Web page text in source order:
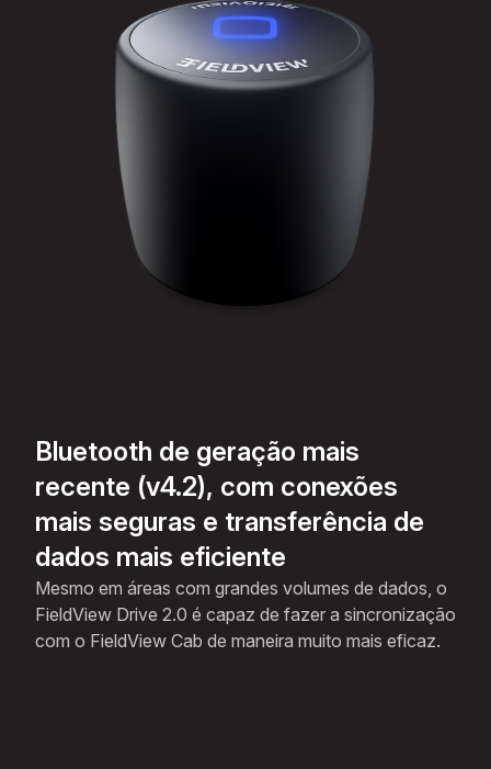
Bluetooth de geração mais
recente (v4.2), com conexões
mais seguras e transferência de
dados mais eficiente
Mesmo em áreas com grandes volumes de dados, o
FieldView Drive 2.0 é capaz de fazer a sincronização
com o FieldView Cab de maneira muito mais eficaz.